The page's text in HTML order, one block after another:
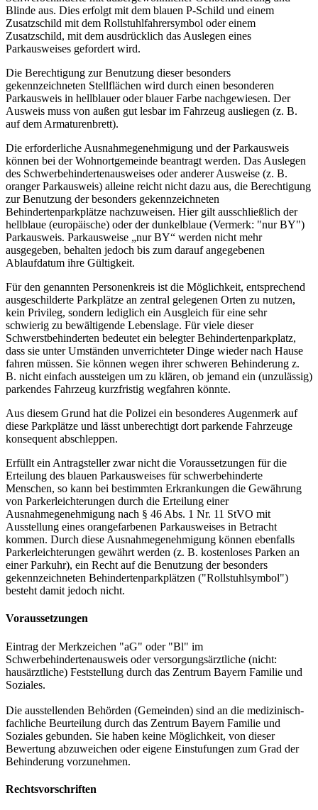
Blinde aus. Dies erfolgt mit dem blauen P-Schild und einem
Zusatzschild mit dem Rollstuhlfahrersymbol oder einem
Zusatzschild, mit dem ausdrücklich das Auslegen eines
Parkausweises gefordert wird.
Die Berechtigung zur Benutzung dieser besonders
gekennzeichneten Stellflächen wird durch einen besonderen
Parkausweis in hellblauer oder blauer Farbe nachgewiesen. Der
Ausweis muss von außen gut lesbar im Fahrzeug ausliegen (z. B.
auf dem Armaturenbrett).
Die erforderliche Ausnahmegenehmigung und der Parkausweis
können bei der Wohnortgemeinde beantragt werden. Das Auslegen
des Schwerbehindertenausweises oder anderer Ausweise (z. B.
oranger Parkausweis) alleine reicht nicht dazu aus, die Berechtigung
zur Benutzung der besonders gekennzeichneten
Behindertenparkplätze nachzuweisen. Hier gilt ausschließlich der
hellblaue (europäische) oder der dunkelblaue (Vermerk: "nur BY")
Parkausweis. Parkausweise „nur BY“ werden nicht mehr
ausgegeben, behalten jedoch bis zum darauf angegebenen
Ablaufdatum ihre Gültigkeit.
Für den genannten Personenkreis ist die Möglichkeit, entsprechend
ausgeschilderte Parkplätze an zentral gelegenen Orten zu nutzen,
kein Privileg, sondern lediglich ein Ausgleich für eine sehr
schwierig zu bewältigende Lebenslage. Für viele dieser
Schwerstbehinderten bedeutet ein belegter Behindertenparkplatz,
dass sie unter Umständen unverrichteter Dinge wieder nach Hause
fahren müssen. Sie können wegen ihrer schweren Behinderung z.
B. nicht einfach aussteigen um zu klären, ob jemand ein (unzulässig)
parkendes Fahrzeug kurzfristig wegfahren könnte.
Aus diesem Grund hat die Polizei ein besonderes Augenmerk auf
diese Parkplätze und lässt unberechtigt dort parkende Fahrzeuge
konsequent abschleppen.
Erfüllt ein Antragsteller zwar nicht die Voraussetzungen für die
Erteilung des blauen Parkausweises für schwerbehinderte
Menschen, so kann bei bestimmten Erkrankungen die Gewährung
von Parkerleichterungen durch die Erteilung einer
Ausnahmegenehmigung nach § 46 Abs. 1 Nr. 11 StVO mit
Ausstellung eines orangefarbenen Parkausweises in Betracht
kommen. Durch diese Ausnahmegenehmigung können ebenfalls
Parkerleichterungen gewährt werden (z. B. kostenloses Parken an
einer Parkuhr), ein Recht auf die Benutzung der besonders
gekennzeichneten Behindertenparkplätzen ("Rollstuhlsymbol")
besteht damit jedoch nicht.
Voraussetzungen
Eintrag der Merkzeichen "aG" oder "Bl" im
Schwerbehindertenausweis oder versorgungsärztliche (nicht:
hausärztliche) Feststellung durch das Zentrum Bayern Familie und
Soziales.
Die ausstellenden Behörden (Gemeinden) sind an die medizinisch-
fachliche Beurteilung durch das Zentrum Bayern Familie und
Soziales gebunden. Sie haben keine Möglichkeit, von dieser
Bewertung abzuweichen oder eigene Einstufungen zum Grad der
Behinderung vorzunehmen.
Rechtsvorschriften